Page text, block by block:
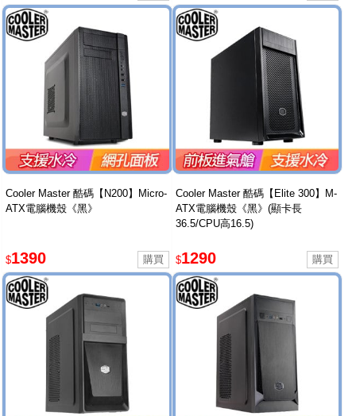
Cooler Master 酷碼【N200】Micro-
ATX電腦機殼《黑》
$1390
Cooler Master 酷碼【Elite 300】M-
ATX電腦機殼《黑》(顯卡長
36.5/CPU高16.5)
$1290